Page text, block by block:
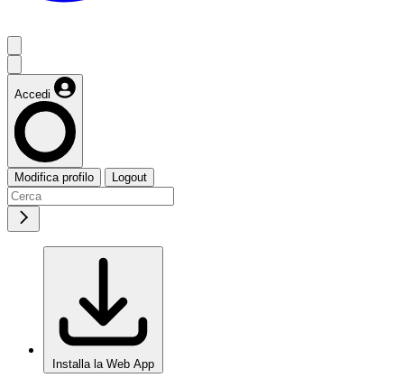
Accedi
Modifica profilo Logout
Installa la Web App